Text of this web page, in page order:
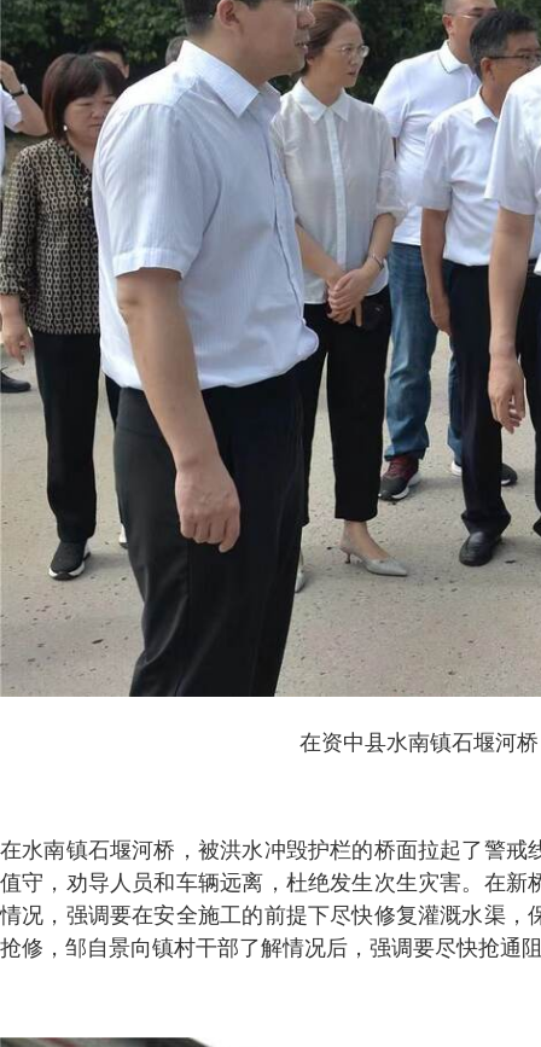
在资中县水南镇石堰河
在水南镇石堰河桥，被洪水冲毁护栏的桥面拉起了警
值守，劝导人员和车辆远离，杜绝发生次生灾害。在
情况，强调要在安全施工的前提下尽快修复灌溉水渠
抢修，邹自景向镇村干部了解情况后，强调要尽快抢通